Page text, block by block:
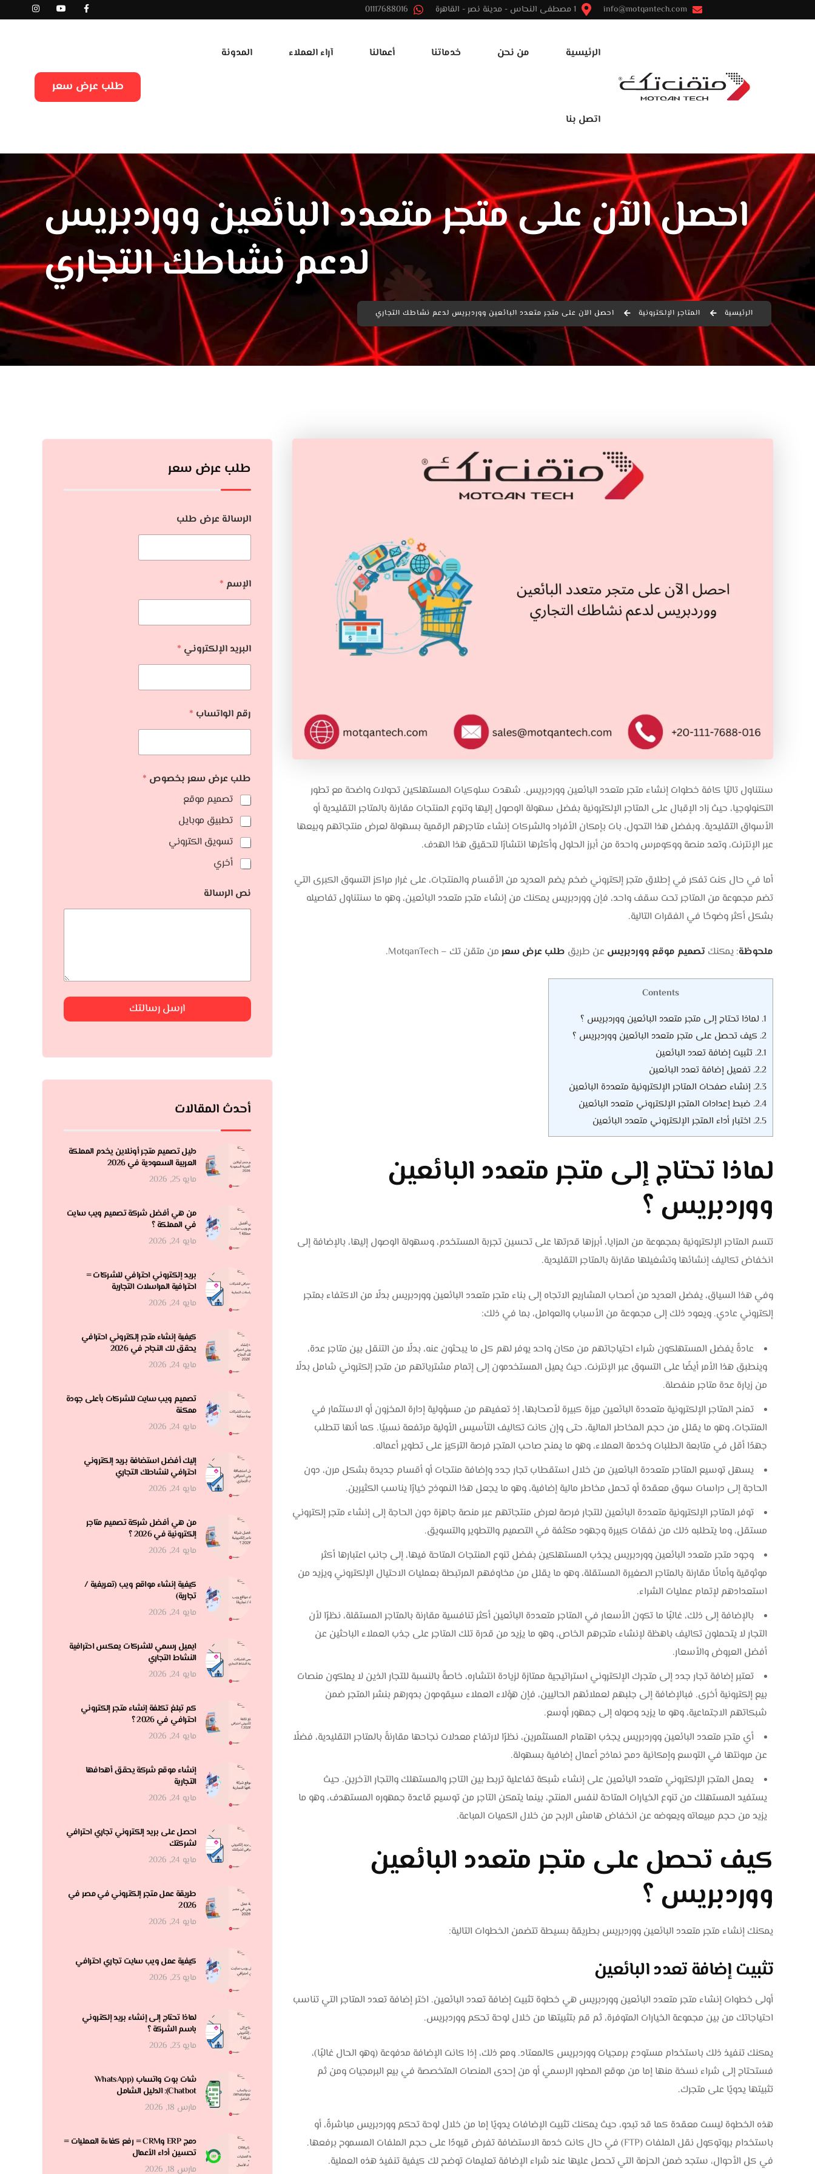
info@motqantech.com
الرئيسية من نحن خدماتنا أعمالنا آراء العملاء المدونة
اتصل بنا
طلب عرض سعر
احصل الآن على متجر متعدد البائعين ووردبريس
لدعم نشاطك التجاري
الرئيسية المتاجر الإلكترونية احصل الآن على متجر متعدد البائعين ووردبريس لدعم نشاطك التجاري
سنتناول تاليًا كافة خطوات إنشاء متجر متعدد البائعين ووردبريس. شهدت سلوكيات المستهلكين تحولات واضحة مع تطور
التكنولوجيا، حيث زاد الإقبال على المتاجر الإلكترونية بفضل سهولة الوصول إليها وتنوع المنتجات مقارنة بالمتاجر التقليدية أو
الأسواق التقليدية. وبفضل هذا التحول، بات بإمكان الأفراد والشركات إنشاء متاجرهم الرقمية بسهولة لعرض منتجاتهم وبيعها
عبر الإنترنت، وتعد منصة ووكومرس واحدة من أبرز الحلول وأكثرها انتشارًا لتحقيق هذا الهدف.
أما في حال كنت تفكر في إطلاق متجر إلكتروني ضخم يضم العديد من الأقسام والمنتجات، على غرار مراكز التسوق الكبرى التي
تضم مجموعة من المتاجر تحت سقف واحد، فإن ووردبريس يمكنك من إنشاء متجر متعدد البائعين، وهو ما سنتناول تفاصيله
بشكل أكثر وضوحًا في الفقرات التالية.
ملحوظة: يمكنك تصميم موقع ووردبريس عن طريق طلب عرض سعر من متقن تك – MotqanTech.
Contents
1. لماذا تحتاج إلى متجر متعدد البائعين ووردبريس ؟
2. كيف تحصل على متجر متعدد البائعين ووردبريس ؟
2.1. تثبيت إضافة تعدد البائعين
2.2. تفعيل إضافة تعدد البائعين
2.3. إنشاء صفحات المتاجر الإلكترونية متعددة البائعين
2.4. ضبط إعدادات المتجر الإلكتروني متعدد البائعين
2.5. اختبار أداء المتجر الإلكتروني متعدد البائعين
لماذا تحتاج إلى متجر متعدد البائعين
ووردبريس ؟
تتسم المتاجر الإلكترونية بمجموعة من المزايا، أبرزها قدرتها على تحسين تجربة المستخدم، وسهولة الوصول إليها، بالإضافة إلى
انخفاض تكاليف إنشائها وتشغيلها مقارنة بالمتاجر التقليدية.
وفي هذا السياق، يفضل العديد من أصحاب المشاريع الاتجاه إلى بناء متجر متعدد البائعين ووردبريس بدلًا من الاكتفاء بمتجر
إلكتروني عادي. ويعود ذلك إلى مجموعة من الأسباب والعوامل، بما في ذلك:
عادةً يفضل المستهلكون شراء احتياجاتهم من مكان واحد يوفر لهم كل ما يبحثون عنه، بدلًا من التنقل بين متاجر عدة،
وينطبق هذا الأمر أيضًا على التسوق عبر الإنترنت، حيث يميل المستخدمون إلى إتمام مشترياتهم من متجر إلكتروني شامل بدلًا
من زيارة عدة متاجر منفصلة.
تمنح المتاجر الإلكترونية متعددة البائعين ميزة كبيرة لأصحابها، إذ تعفيهم من مسؤولية إدارة المخزون أو الاستثمار في
المنتجات، وهو ما يقلل من حجم المخاطر المالية، حتى وإن كانت تكاليف التأسيس الأولية مرتفعة نسبيًا. كما أنها تتطلب
جهدًا أقل في متابعة الطلبات وخدمة العملاء، وهو ما يمنح صاحب المتجر فرصة التركيز على تطوير أعماله.
يسهل توسيع المتاجر متعددة البائعين من خلال استقطاب تجار جدد وإضافة منتجات أو أقسام جديدة بشكل مرن، دون
الحاجة إلى دراسات سوق معقدة أو تحمل مخاطر مالية إضافية، وهو ما يجعل هذا النموذج خيارًا يناسب الكثيرين.
توفر المتاجر الإلكترونية متعددة البائعين للتجار فرصة لعرض منتجاتهم عبر منصة جاهزة دون الحاجة إلى إنشاء متجر إلكتروني
مستقل، وما يتطلبه ذلك من نفقات كبيرة وجهود مكثفة في التصميم والتطوير والتسويق.
وجود متجر متعدد البائعين ووردبريس يجذب المستهلكين بفضل تنوع المنتجات المتاحة فيها، إلى جانب اعتبارها أكثر
موثوقية وأمانًا مقارنة بالمتاجر الصغيرة المستقلة، وهو ما يقلل من مخاوفهم المرتبطة بعمليات الاحتيال الإلكتروني ويزيد من
استعدادهم لإتمام عمليات الشراء.
بالإضافة إلى ذلك، غالبًا ما تكون الأسعار في المتاجر متعددة البائعين أكثر تنافسية مقارنة بالمتاجر المستقلة، نظرًا لأن
التجار لا يتحملون تكاليف باهظة لإنشاء متجرهم الخاص، وهو ما يزيد من قدرة تلك المتاجر على جذب العملاء الباحثين عن
أفضل العروض والأسعار.
تعتبر إضافة تجار جدد إلى متجرك الإلكتروني استراتيجية ممتازة لزيادة انتشاره، خاصةً بالنسبة للتجار الذين لا يملكون منصات
بيع إلكترونية أخرى. فبالإضافة إلى جلبهم لعملائهم الحاليين، فإن هؤلاء العملاء سيقومون بدورهم بنشر المتجر ضمن
شبكاتهم الاجتماعية، وهو ما يزيد وصوله إلى جمهور أوسع.
أي متجر متعدد البائعين ووردبريس يجذب اهتمام المستثمرين، نظرًا لارتفاع معدلات نجاحها مقارنةً بالمتاجر التقليدية، فضلًا
عن مرونتها في التوسع وإمكانية دمج نماذج أعمال إضافية بسهولة.
يعمل المتجر الإلكتروني متعدد البائعين على إنشاء شبكة تفاعلية تربط بين التاجر والمستهلك والتجار الآخرين. حيث
يستفيد المستهلك من تنوع الخيارات المتاحة لنفس المنتج، بينما يتمكن التاجر من توسيع قاعدة جمهوره المستهدف، وهو ما
يزيد من حجم مبيعاته ويعوضه عن انخفاض هامش الربح من خلال الكميات المباعة.
كيف تحصل على متجر متعدد البائعين
ووردبريس ؟
يمكنك إنشاء متجر متعدد البائعين ووردبريس بطريقة بسيطة تتضمن الخطوات التالية:
تثبيت إضافة تعدد البائعين
أولى خطوات إنشاء متجر متعدد البائعين ووردبريس هي خطوة تثبيت إضافة تعدد البائعين. اختر إضافة تعدد المتاجر التي تناسب
احتياجاتك من بين مجموعة الخيارات المتوفرة، ثم قم بتثبيتها من خلال لوحة تحكم ووردبريس.
يمكنك تنفيذ ذلك باستخدام مستودع برمجيات ووردبريس كالمعتاد. ومع ذلك، إذا كانت الإضافة مدفوعة (وهو الحال غالبًا)،
فستحتاج إلى شراء نسخة منها إما من موقع المطور الرسمي أو من إحدى المنصات المتخصصة في بيع البرمجيات ومن ثم
تثبيتها يدويًا على متجرك.
هذه الخطوة ليست معقدة كما قد تبدو، حيث يمكنك تثبيت الإضافات يدويًا إما من خلال لوحة تحكم ووردبريس مباشرةً، أو
باستخدام بروتوكول نقل الملفات (FTP) في حال كانت خدمة الاستضافة تفرض قيودًا على حجم الملفات المسموح برفعها.
في كل الأحوال، ستجد ضمن الحزمة التي تحصل عليها عند شراء الإضافة تعليمات توضح لك كيفية تنفيذ هذه العملية.
طلب عرض سعر
الرسالة عرض طلب
الإسم *
البريد الإلكتروني *
رقم الواتساب *
طلب عرض سعر بخصوص *
تصميم موقع
تطبيق موبايل
تسويق الكتروني
أخري
نص الرسالة
ارسل رسالتك
أحدث المقالات
دليل تصميم متجر أونلاين يخدم المملكة
العربية السعودية في 2026
مايو 25, 2026
من هي أفضل شركة تصميم ويب سايت
في المملكة ؟
مايو 24, 2026
بريد إلكتروني احترافي للشركات =
احترافية المراسلات التجارية
مايو 24, 2026
كيفية إنشاء متجر إلكتروني احترافي
يحقق لك النجاح في 2026
مايو 24, 2026
تصميم ويب سايت للشركات بأعلى جودة
ممكنة
مايو 24, 2026
إليك أفضل استضافة بريد إلكتروني
احترافي لنشاطك التجاري
مايو 24, 2026
من هي أفضل شركة تصميم متاجر
إلكترونية في 2026 ؟
مايو 24, 2026
كيفية إنشاء مواقع ويب (تعريفية /
تجارية)
مايو 24, 2026
ايميل رسمي للشركات يعكس احترافية
النشاط التجاري
مايو 24, 2026
كم تبلغ تكلفة إنشاء متجر إلكتروني
احترافي في 2026 ؟
مايو 24, 2026
إنشاء موقع شركة يحقق أهدافها
التجارية
مايو 24, 2026
احصل على بريد إلكتروني تجاري احترافي
لشركتك
مايو 24, 2026
طريقة عمل متجر إلكتروني في مصر في
2026
مايو 24, 2026
كيفية عمل ويب سايت تجاري احترافي
مايو 23, 2026
لماذا تحتاج إلى إنشاء بريد إلكتروني
باسم الشركة ؟
مايو 23, 2026
شات بوت واتساب (WhatsApp
Chatbot): الدليل الشامل
مارس 18, 2026
دمج ERP وCRM = رفع كفاءة العمليات =
تحسين أداء الأعمال
مارس 18, 2026